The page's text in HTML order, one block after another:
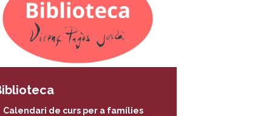
Calendari de curs per a famílies